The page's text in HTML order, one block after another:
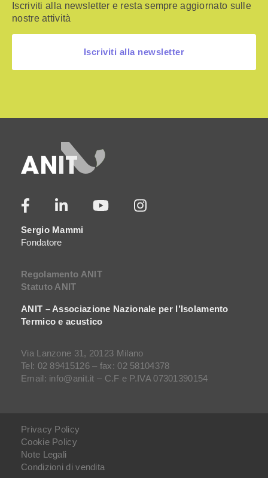
Iscriviti alla newsletter e resta sempre aggiornato sulle
nostre attività
Iscriviti alla newsletter
Sergio Mammi
Fondatore
Regolamento ANIT
Statuto ANIT
ANIT – Associazione Nazionale per l’Isolamento
Termico e acustico
Via Lanzone 31, 20123 Milano
Tel: 02 89415126 – fax: 02 58104378
Email: info@anit.it – C.F e P.IVA 07301390154
Privacy Policy
Cookie Policy
Note Legali
Condizioni di vendita